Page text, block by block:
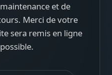
et de
Merci de votre
sera remis en ligne